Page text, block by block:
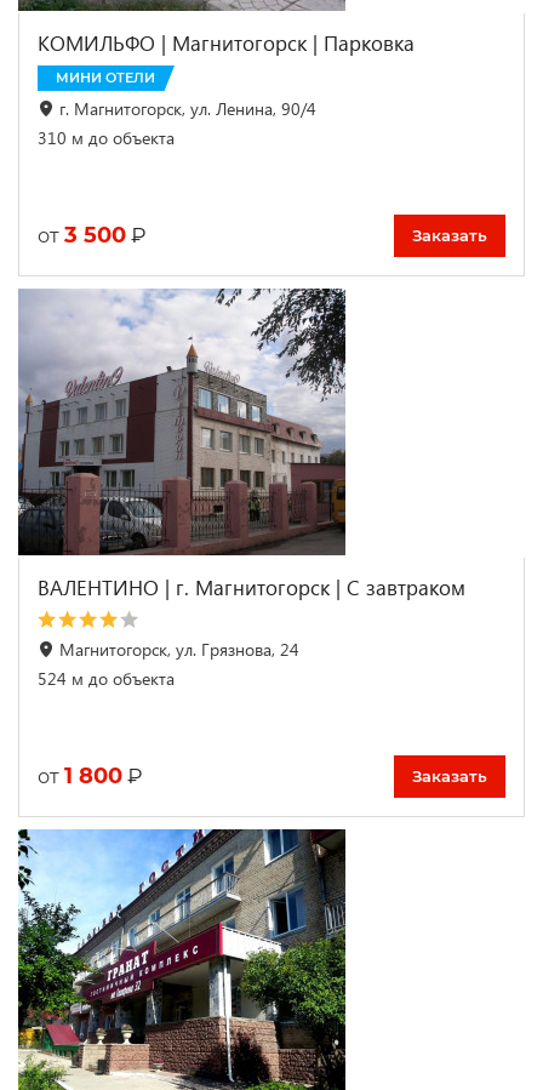
КОМИЛЬФО | Магнитогорск | Парковка
МИНИ ОТЕЛИ
г. Магнитогорск, ул. Ленина, 90/4
310 м до объекта
от 3 500 ₽ Заказать
ВАЛЕНТИНО | г. Магнитогорск | С завтраком
Магнитогорск, ул. Грязнова, 24
524 м до объекта
от 1 800 ₽ Заказать